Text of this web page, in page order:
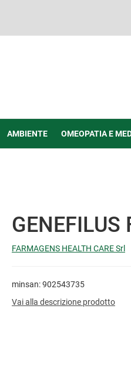
AMBIENTE OMEOPATIA E
GENEFILUS
FARMAGENS HEALTH CARE Srl
minsan: 902543735
Vai alla descrizione prodotto